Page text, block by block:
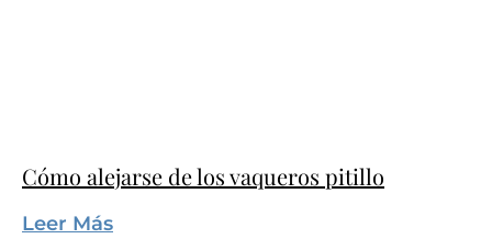
Cómo alejarse de los vaqueros pitillo
Leer Más